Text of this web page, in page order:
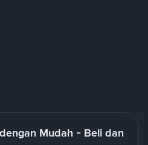
Mudah - Beli dan